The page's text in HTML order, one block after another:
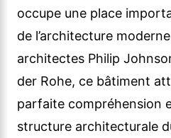
occupe une place
de l’architecture
architectes Philip
der Rohe, ce bâtiment
parfaite compréhension
structure architecturale